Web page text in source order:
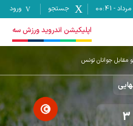
-
00:41 جستجو ورود
اپلیکیشن اندروید ورزش سه
مقابل جوانان تونس
3